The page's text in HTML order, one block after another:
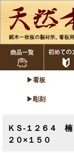
▶看板
▶彫刻
ＫＳ-１２６４
２０×１５０